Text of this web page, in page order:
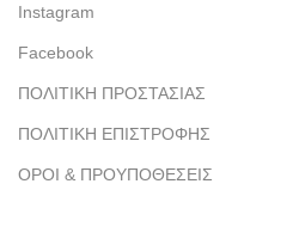
Instagram
Facebook
ΠΟΛΙΤΙΚΗ ΠΡΟΣΤΑΣΙΑΣ
ΠΟΛΙΤΙΚΗ ΕΠΙΣΤΡΟΦΗΣ
ΟΡΟΙ & ΠΡΟΥΠΟΘΕΣΕΙΣ